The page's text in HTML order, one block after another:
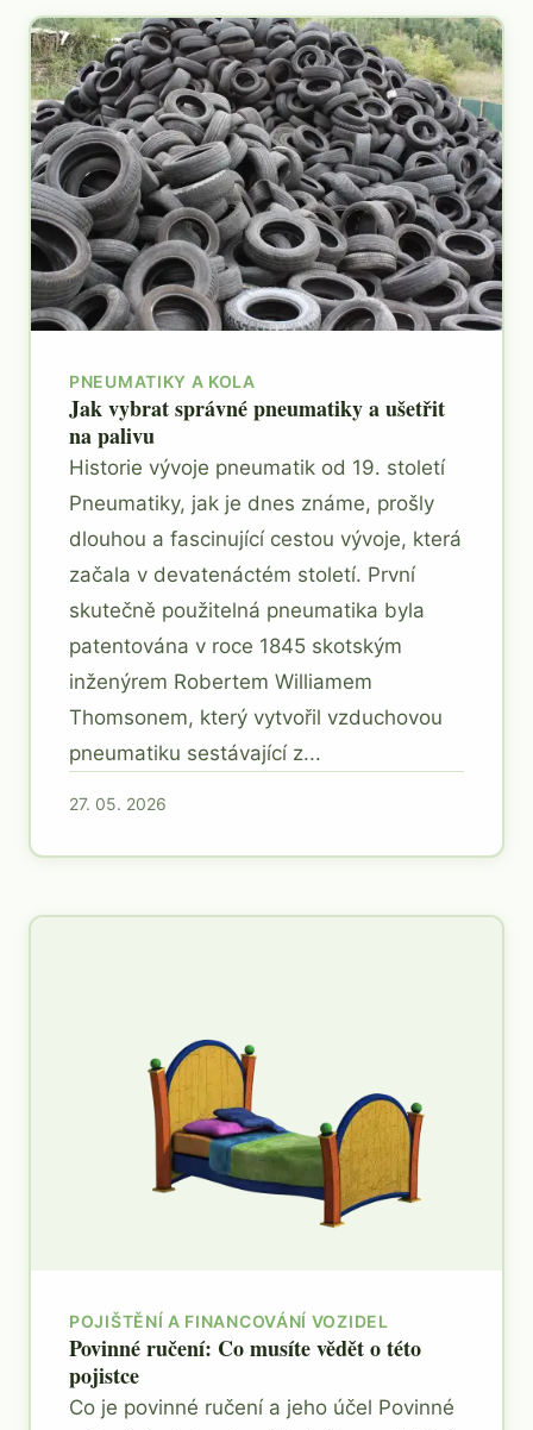
PNEUMATIKY A KOLA
Jak vybrat správné pneumatiky a ušetřit
na palivu
Historie vývoje pneumatik od 19. století
Pneumatiky, jak je dnes známe, prošly
dlouhou a fascinující cestou vývoje, která
začala v devatenáctém století. První
skutečně použitelná pneumatika byla
patentována v roce 1845 skotským
inženýrem Robertem Williamem
Thomsonem, který vytvořil vzduchovou
pneumatiku sestávající z...
27. 05. 2026
POJIŠTĚNÍ A FINANCOVÁNÍ VOZIDEL
Povinné ručení: Co musíte vědět o této
pojistce
Co je povinné ručení a jeho účel Povinné